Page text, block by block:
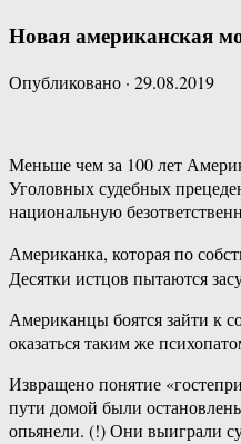
Новая американская
Опубликовано · 29.08.2019
Меньше чем за 100 лет
Уголовных судебных
национальную
Американка, которая по
Десятки истцов пытаются
Американцы боятся зайти к
оказаться таким же
Извращено понятие
пути домой были
опьянели. (!) Они выиграли